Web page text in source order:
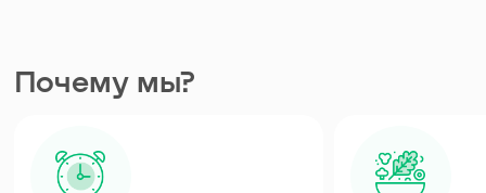
Почему мы?